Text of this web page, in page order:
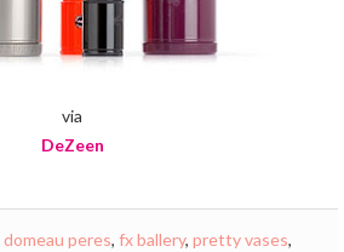
via
DeZeen
domeau peres, fx ballery, pretty vases,